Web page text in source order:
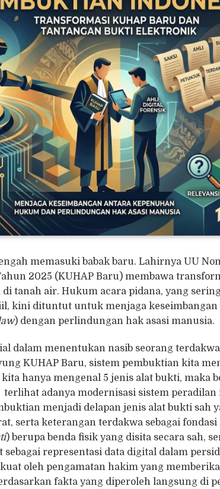
memasuki babak baru. Lahirnya UU
2025 (KUHAP Baru) membawa
tanah air. Hukum acara pidana, yang
kini dituntut untuk menjaga keseimbangan
) dengan perlindungan hak asasi manusia.
dalam menentukan nasib seorang
KUHAP Baru, sistem pembuktian kita
hanya mengenal 5 jenis alat bukti, maka
terlihat adanya modernisasi sistem
menjadi delapan jenis alat bukti sah
serta keterangan terdakwa sebagai
) berupa benda fisik yang disita secara sah,
representasi data digital dalam
oleh pengamatan hakim yang
fakta yang diperoleh langsung di